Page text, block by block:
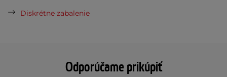
Odporúčame prikúpiť
Diskrétne zabalenie